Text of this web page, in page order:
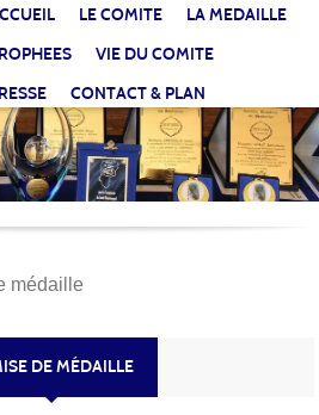
LE COMITE
LA MEDAILLE
VIE DU COMITE
CONTACT & PLAN
médaille
DE MÉDAILLE